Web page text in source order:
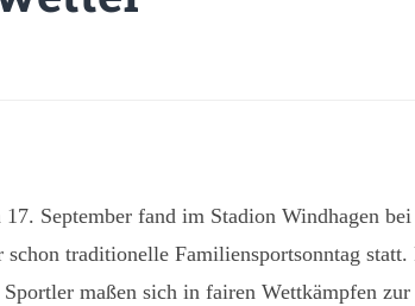
September fand im Stadion Windhagen bei
schon traditionelle Familiensportsonntag
maßen sich in fairen Wettkämpfen zur